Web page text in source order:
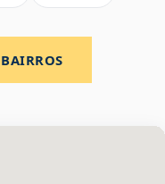
BAIRROS